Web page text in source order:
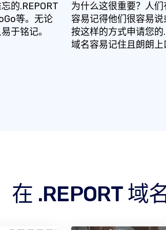
的.REPORT
等。无论
于铭记。
为什么这很重要？人
容易记得他们很容易
按这样的方式申请您的
域名容易记住且朗朗上
在 .REPORT 域